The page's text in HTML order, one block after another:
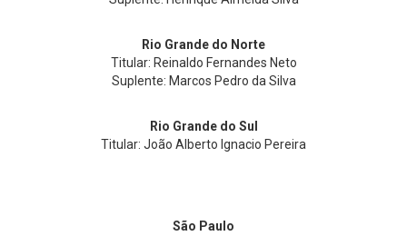
Rio Grande do Norte
Titular: Reinaldo Fernandes Neto
Suplente: Marcos Pedro da Silva
Rio Grande do Sul
Titular: João Alberto Ignacio Pereira
São Paulo